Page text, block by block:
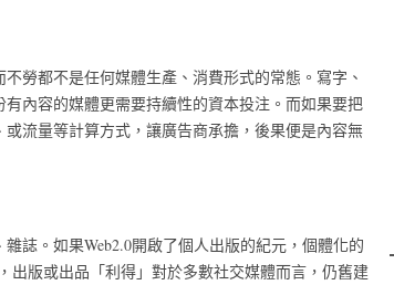
勞都不是任何媒體生產、消費形式的常態。寫字、
內容的媒體更需要持續性的資本投注。而如果要把
流量等計算方式，讓廣告商承擔，後果便是內容無
誌。如果Web2.0開啟了個人出版的紀元，個體化的
出版或出品「利得」對於多數社交媒體而言，仍舊建